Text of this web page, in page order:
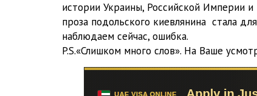
16 Белая гвардия, ч.3, гл. 16
17 Белая гвардия, ч.3, гл 17
18 Белая гвардия, ч. 3, гл. 18
истории Украины, Российской Империи
проза подольского киевлянина стала
наблюдаем сейчас, ошибка.
P.S.«Слишком много слов». На Ваше